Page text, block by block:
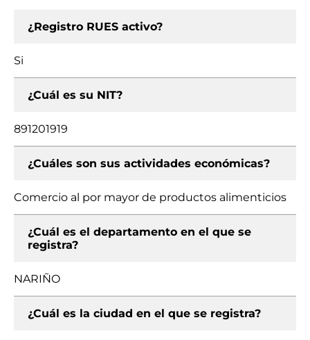
¿Registro RUES activo?
Si
¿Cuál es su NIT?
891201919
¿Cuáles son sus actividades económicas?
Comercio al por mayor de productos alimenticios
¿Cuál es el departamento en el que se
registra?
NARIÑO
¿Cuál es la ciudad en el que se registra?